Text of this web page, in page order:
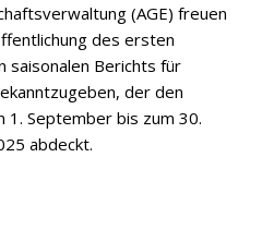
(AGE) freuen
des ersten
saisonalen Berichts für
der den
1. September bis zum 30.
abdeckt.